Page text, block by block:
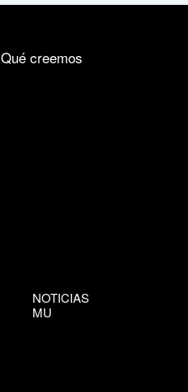
Qué creemos
NOTICIAS
MU